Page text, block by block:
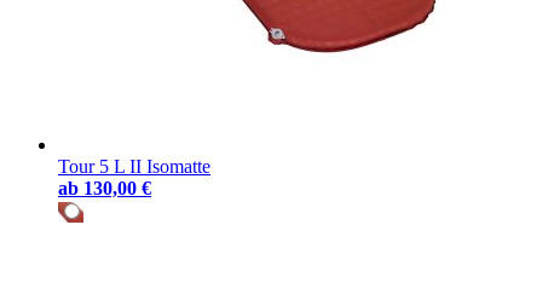
Tour 5 L II Isomatte
ab 130,00 €